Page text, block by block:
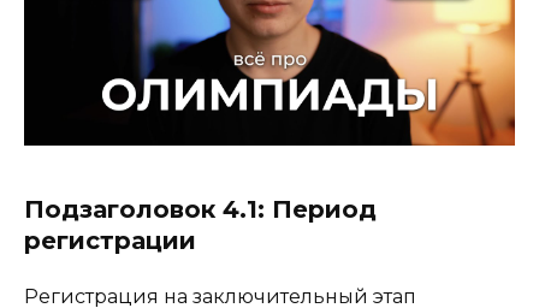
Подзаголовок 4.1: Период
регистрации
Регистрация на заключительный этап